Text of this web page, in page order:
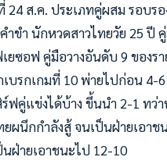
24 ส.ค. ประเภทคู่ผสม รอบ
ขำ นักหวดสาวไทยวัย 25 ปี
ยซอฟ คู่มือวางอันดับ 9 ของ
บรกเกมที่ 10 พ่ายไปก่อน 4-
ฟคู่แข่งได้บ้าง ขึ้นนำ 2-1 ท
ผนึกกำลังสู้ จนเป็นฝ่ายเอา
ฝ่ายเอาชนะไป 12-10